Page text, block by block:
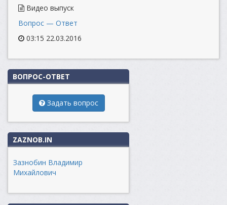
Видео выпуск
Вопрос — Ответ
03:15 22.03.2016
ВОПРОС-ОТВЕТ
Задать вопрос
ZAZNOB.IN
Зазнобин Владимир
Михайлович